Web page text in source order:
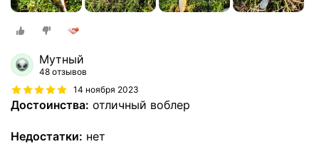
Мутный
48 отзывов
14 ноября 2023
Достоинства: отличный воблер
Недостатки: нет